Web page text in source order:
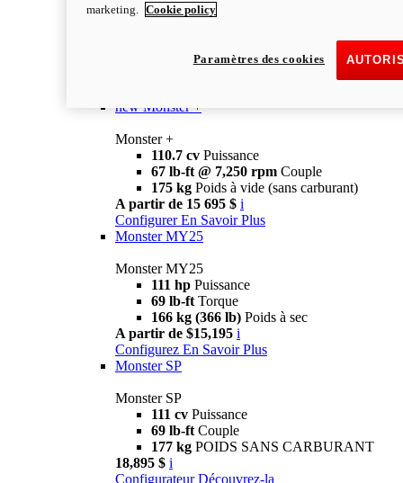
new Monster +
Monster +
110.7 cv Puissance
67 lb-ft @ 7,250 rpm Couple
175 kg Poids à vide (sans carburant)
A partir de 15 695 $ i
Configurer En Savoir Plus
Monster MY25
Monster MY25
111 hp Puissance
69 lb-ft Torque
166 kg (366 lb) Poids à sec
A partir de $15,195 i
Configurez En Savoir Plus
Monster SP
Monster SP
111 cv Puissance
69 lb-ft Couple
177 kg POIDS SANS CARBURANT
18,895 $ i
Configurateur Découvrez-la
marketing.
Cookie policy
Paramètres des cookies